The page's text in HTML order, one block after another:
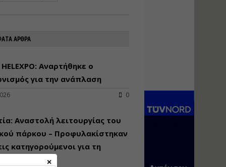
ΑΡΘΡΑ
Αναρτήθηκε ο
για την ανάπλαση
0
Αναστολή λειτουργίας του
πάρκου – Προφυλακίστηκαν
κατηγορούμενοι για τη
τουριστικών μονάδων
Νικόλαος Σαρούκος
Τιμή από: €145.00
Διάρκεια: 8 ώρες